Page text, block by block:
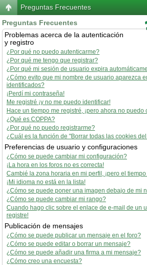
Preguntas Frecuentes
Preguntas Frecuentes
Problemas acerca de la autenticación
y registro
¿Por qué no puedo autenticarme?
¿Por qué me tengo que registrar?
¿Por qué mi sesión de usuario expira
¿Cómo evito que mi nombre de usuario aparezca
identificados?
¡Perdí mi contraseña!
Me registré ¡y no me puedo identificar!
Hace un tiempo me registré, ¡pero ahora no puedo
¿Qué es COPPA?
¿Por qué no puedo registrarme?
¿Cuál es la función de "Borrar todas las cookies
Preferencias de usuario y configuraciones
¿Cómo se puede cambiar mi configuración?
¡La hora en los foros no es correcta!
Cambié la zona horaria en mi perfil, ¡pero el
¡Mi idioma no está en la lista!
¿Cómo se puede poner una imagen debajo de mi
¿Cómo se puede cambiar mi rango?
Cuando hago clic sobre el enlace de e-mail de un
registre!
Publicación de mensajes
¿Cómo se puede publicar un mensaje en el foro?
¿Cómo se puede editar o borrar un mensaje?
¿Cómo se puede añadir una firma a mi mensaje?
¿Cómo creo una encuesta?